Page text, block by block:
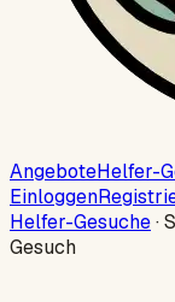
AngeboteHelfer-
Einloggen
Helfer-Gesuche·
Gesuch